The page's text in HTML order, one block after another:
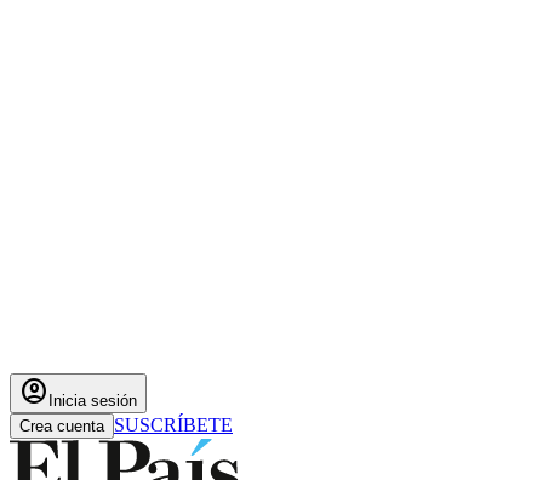
account_circle Inicia sesión
Crea cuenta SUSCRÍBETE